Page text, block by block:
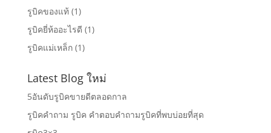
รูบิคของแท้(1)
รูบิคยี่ห้ออะไรดี (1)
รูบิคแม่เหล็ก(1)
Latest Blog ใหม่
5อันดับรูบิคขายดีตลอดกาล
รูบิคคำถาม รูบิค คำตอบคำถามรูบิคที่พบบ่อยที่สุด